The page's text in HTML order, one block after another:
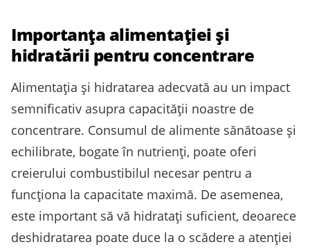
Importanța alimentației și
hidratării pentru concentrare
Alimentația și hidratarea adecvată au un impact
semnificativ asupra capacității noastre de
concentrare. Consumul de alimente sănătoase și
echilibrate, bogate în nutrienți, poate oferi
creierului combustibilul necesar pentru a
funcționa la capacitate maximă. De asemenea,
este important să vă hidratați suficient, deoarece
deshidratarea poate duce la o scădere a atenției